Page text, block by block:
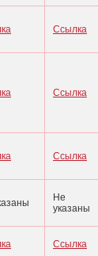
Ссылка
Ссылка
Ссылка
Не
указаны
Ссылка